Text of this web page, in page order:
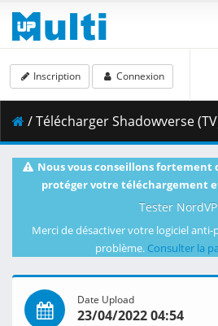
Inscription Connexion
/ Télécharger Shadowverse (TV) - S02E04 - 1080p WEB x264 -NanDesuKa
Nous vous conseillons fortement
protéger votre téléchargement
Tester
Merci de désactiver votre logiciel
problème. Consulter la
Date Upload
23/04/2022 04:54